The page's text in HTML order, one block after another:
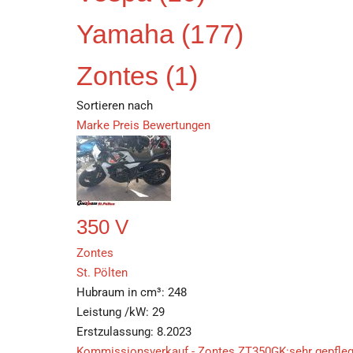
Yamaha (177)
Zontes (1)
Sortieren nach
Marke Preis Bewertungen
350 V
Zontes
St. Pölten
Hubraum in cm³: 248
Leistung /kW: 29
Erstzulassung: 8.2023